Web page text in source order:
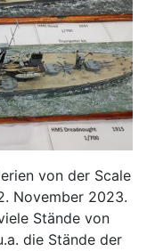
von der Scale
November 2023.
Stände von
die Stände der